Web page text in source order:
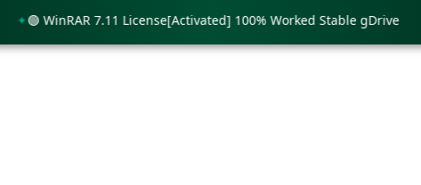
🟢 WinRAR 7.11 License[Activated] 100% Worked Stable gDrive